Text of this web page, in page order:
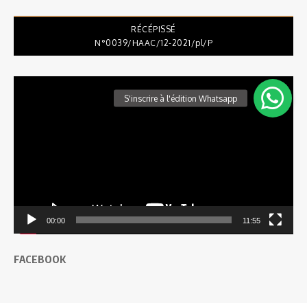
RÉCÉPISSÉ
N°0039/HAAC/12-2021/pl/P
00:00 11:55
FACEBOOK